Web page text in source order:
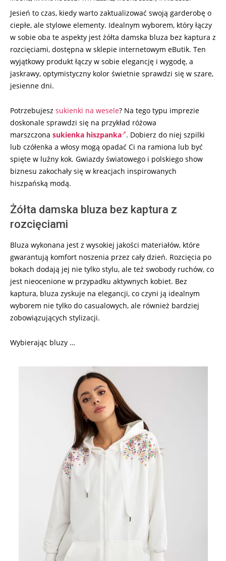
08-
10
Jesień to czas, kiedy warto zaktualizować swoją garderobę o
ciepłe, ale stylowe elementy. Idealnym wyborem, który łączy
w sobie oba te aspekty jest żółta damska bluza bez kaptura z
rozcięciami, dostępna w sklepie internetowym eButik. Ten
wyjątkowy produkt łączy w sobie elegancję i wygodę, a
jaskrawy, optymistyczny kolor świetnie sprawdzi się w szare,
jesienne dni.
Potrzebujesz sukienki na wesele? Na tego typu imprezie
doskonale sprawdzi się na przykład różowa
marszczona sukienka hiszpanka . Dobierz do niej szpilki
lub czółenka a włosy mogą opadać Ci na ramiona lub być
spięte w luźny kok. Gwiazdy światowego i polskiego show
biznesu zakochały się w kreacjach inspirowanych
hiszpańską modą.
Żółta damska bluza bez kaptura z
rozcięciami
Bluza wykonana jest z wysokiej jakości materiałów, które
gwarantują komfort noszenia przez cały dzień. Rozcięcia po
bokach dodają jej nie tylko stylu, ale też swobody ruchów, co
jest nieocenione w przypadku aktywnych kobiet. Bez
kaptura, bluza zyskuje na elegancji, co czyni ją idealnym
wyborem nie tylko do casualowych, ale również bardziej
zobowiązujących stylizacji.
Wybierając bluzy …